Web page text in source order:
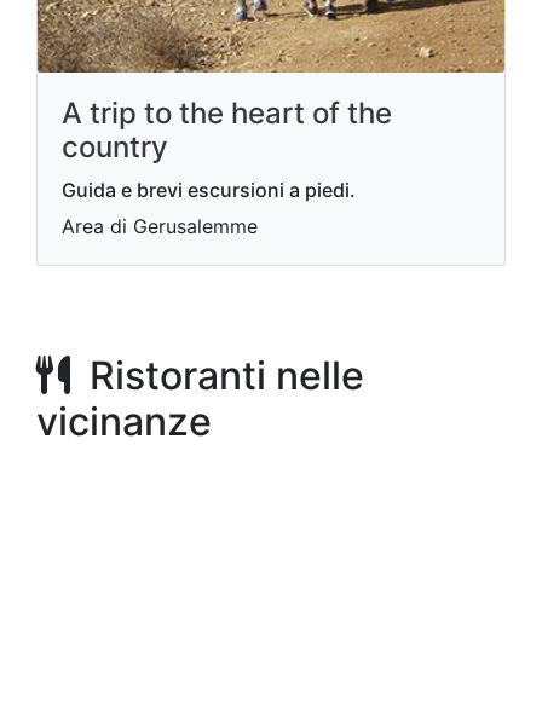
A trip to the heart of the
country
Guida e brevi escursioni a piedi.
Area di Gerusalemme
Ristoranti nelle
vicinanze